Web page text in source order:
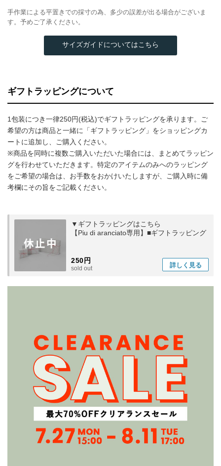
手作業による平置きでの採寸の為、多少の誤差が出る場合がございま
す。予めご了承ください。
サイズガイドについてはこちら
ギフトラッピングについて
1包装につき一律250円(税込)でギフトラッピングを承ります。ご
希望の方は商品と一緒に「ギフトラッピング」をショッピングカ
ートに追加し、ご購入ください。
※商品を同時に複数ご購入いただいた場合には、まとめてラッピン
グを行わせていただきます。特定のアイテムのみへのラッピング
をご希望の場合は、お手数をおかけいたしますが、ご購入時に備
考欄にその旨をご記載ください。
▼ギフトラッピングはこちら
【Piu di aranciato専用】■ギフトラッピング
250円
sold out 詳しく 見る